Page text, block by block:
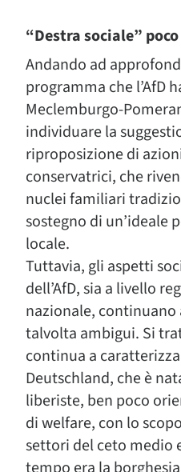
“Destra sociale”
Andando ad
programma che l’AfD
Meclemburgo-
individuare la
riproposizione di
conservatrici, che
nuclei familiari
sostegno di un’ideale
locale.
Tuttavia, gli aspetti
dell’AfD, sia a livello
nazionale, continuano
talvolta ambigui. Si
continua a
Deutschland, che è
liberiste, ben poco
di welfare, con lo
settori del ceto medio